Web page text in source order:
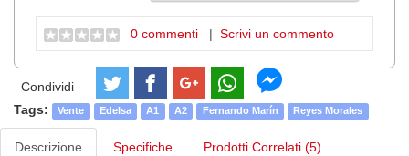
0 commenti | Scrivi un commento
Condividi
Tags:
Vente Edelsa A1 A2 Fernando Marín Reyes Morales
Descrizione Specifiche Prodotti Correlati (5)